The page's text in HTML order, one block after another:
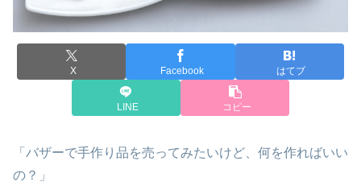
X Facebook はてブ
LINE コピー
「バザーで手作り品を売ってみたいけど、何を作ればいい
の？」